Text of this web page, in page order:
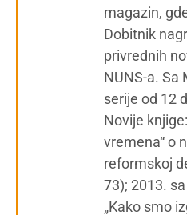
magazin,
Dobitnik
privrednih
NUNS-a. Sa
serije od 12
Novije
vremena“ o
reformskoj
73); 2013.
„Kako smo